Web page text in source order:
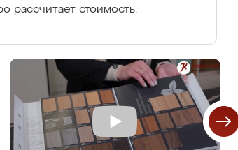
рассчитает стоимость.